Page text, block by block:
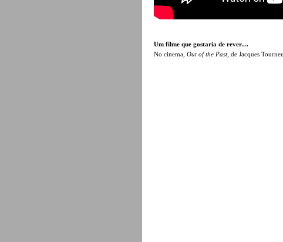
Um filme que gostaria de rever…
No cinema, Out of the Past, de Jacques